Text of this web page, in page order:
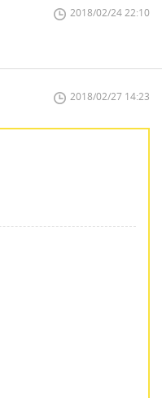
2018/02/24 22:10
2018/02/27 14:23